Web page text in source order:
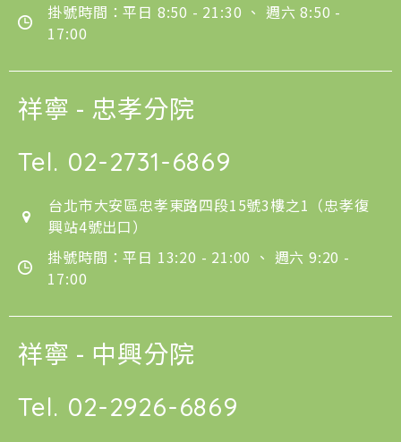
掛號時間：平日 8:50 - 21:30 、 週六 8:50 -
17:00
祥寧 - 忠孝分院
Tel. 02-2731-6869
台北市大安區忠孝東路四段15號3樓之1（忠孝復
興站4號出口）
掛號時間：平日 13:20 - 21:00 、 週六 9:20 -
17:00
祥寧 - 中興分院
Tel. 02-2926-6869